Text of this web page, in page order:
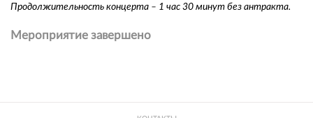
Продолжительность концерта – 1 час 30 минут без антракта.
Мероприятие завершено